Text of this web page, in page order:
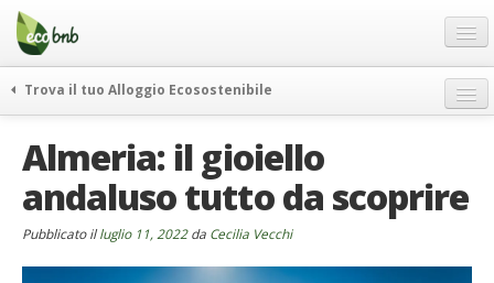
Menu
Salta
contenuto
Offerte Speciali
Regali
FAQ
Chi Siamo
Partner
Trova il tuo Alloggio Ecosostenibile
itinerari
curiosità
vivere e viaggiare verde
Almeria: il gioiello
andaluso tutto da scoprire
Pubblicato illuglio 11, 2022da Cecilia Vecchi